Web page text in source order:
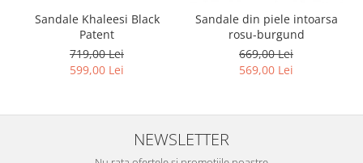
Sandale Khaleesi Black
Patent
719,00 Lei
599,00 Lei
Sandale din piele intoarsa
rosu-burgund
669,00 Lei
569,00 Lei
NEWSLETTER